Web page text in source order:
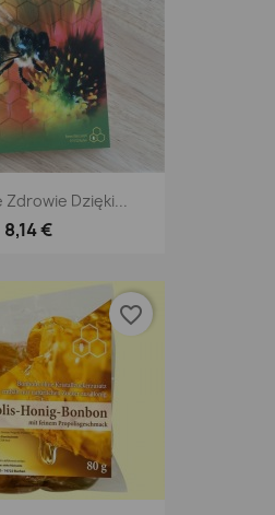
Zdrowie Dzięki...
8,14 €
favorite_border